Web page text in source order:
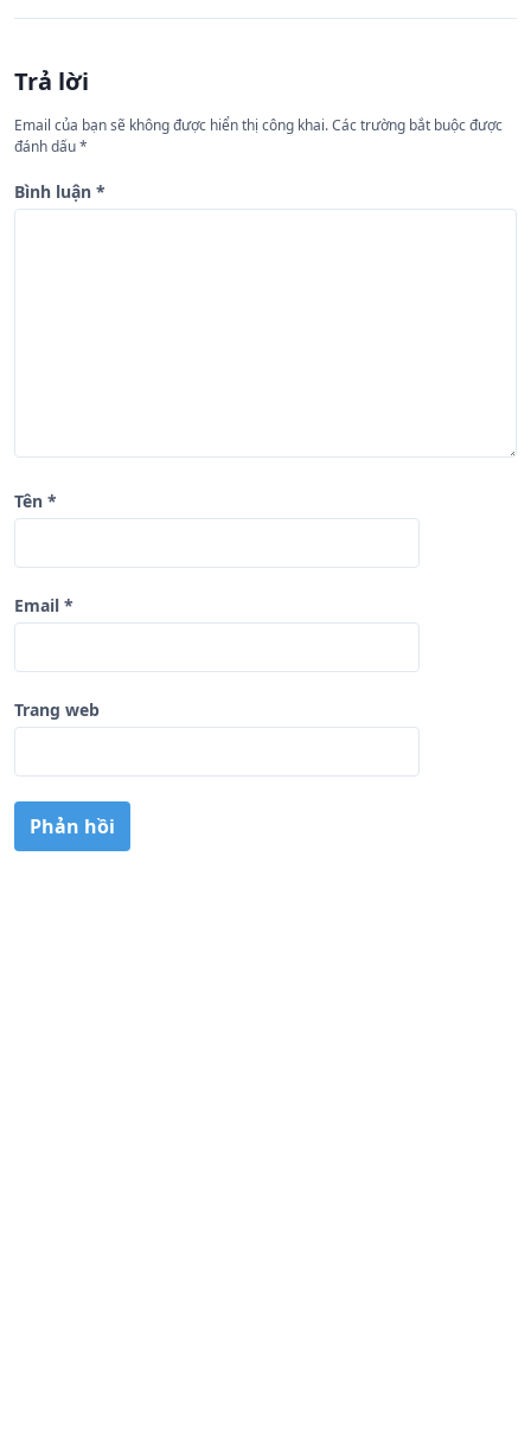
n
b
à
i
Trả lời
Email của bạn sẽ không được hiển thị công khai.Các trường bắt buộc được
đánh dấu*
Bình luận *
Tên *
Email *
Trang web